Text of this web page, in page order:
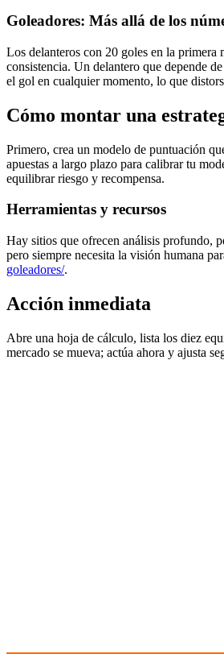
Goleadores: Más allá de los
Los delanteros con 20 goles en la primera
consistencia. Un delantero que depende
el gol en cualquier momento, lo que
Cómo montar una
Primero, crea un modelo de puntuación
apuestas a largo plazo para calibrar tu
equilibrar riesgo y recompensa.
Herramientas y recursos
Hay sitios que ofrecen análisis profundo,
pero siempre necesita la visión humana
goleadores/.
Acción inmediata
Abre una hoja de cálculo, lista los diez
mercado se mueva; actúa ahora y ajusta